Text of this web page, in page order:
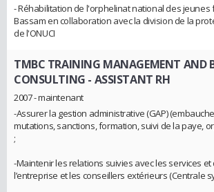
- Réhabilitation de l'orphelinat national des jeunes
Bassam en collaboration avec la division de la
de l'ONUCI
TMBC TRAINING MANAGEMENT AND
CONSULTING - ASSISTANT RH
2007 - maintenant
-Assurer la gestion administrative (GAP)
mutations, sanctions, formation, suivi de la paye,
;
-Maintenir les relations suivies avec les services et
l’entreprise et les conseillers extérieurs (Centrale